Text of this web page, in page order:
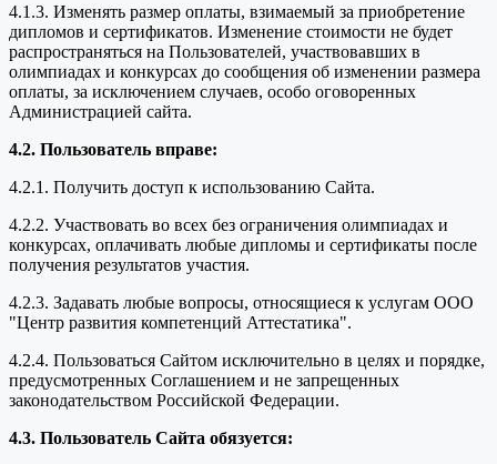
4.1.3. Изменять размер оплаты, взимаемый за приобретение
дипломов и сертификатов. Изменение стоимости не будет
распространяться на Пользователей, участвовавших в
олимпиадах и конкурсах до сообщения об изменении размера
оплаты, за исключением случаев, особо оговоренных
Администрацией сайта.
4.2. Пользователь вправе:
4.2.1. Получить доступ к использованию Сайта.
4.2.2. Участвовать во всех без ограничения олимпиадах и
конкурсах, оплачивать любые дипломы и сертификаты после
получения результатов участия.
4.2.3. Задавать любые вопросы, относящиеся к услугам ООО
"Центр развития компетенций Аттестатика".
4.2.4. Пользоваться Сайтом исключительно в целях и порядке,
предусмотренных Соглашением и не запрещенных
законодательством Российской Федерации.
4.3. Пользователь Сайта обязуется: